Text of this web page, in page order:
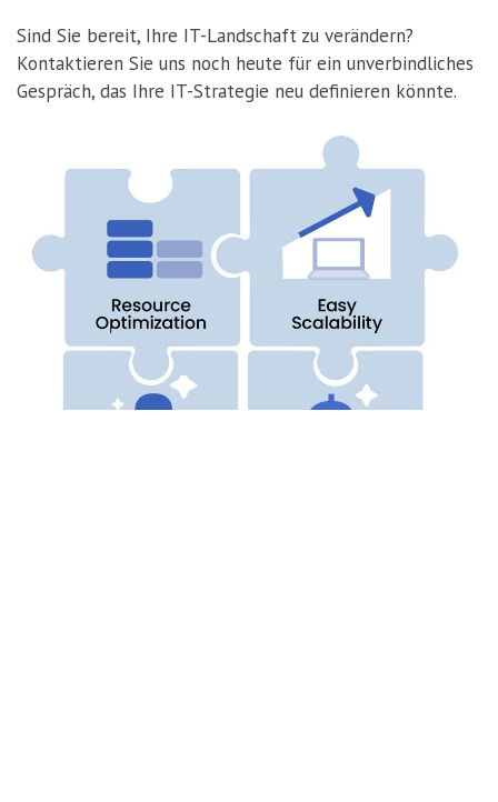
Sind Sie bereit, Ihre IT-Landschaft zu verändern?
Kontaktieren Sie uns noch heute für ein unverbindliches
Gespräch, das Ihre IT-Strategie neu definieren könnte.